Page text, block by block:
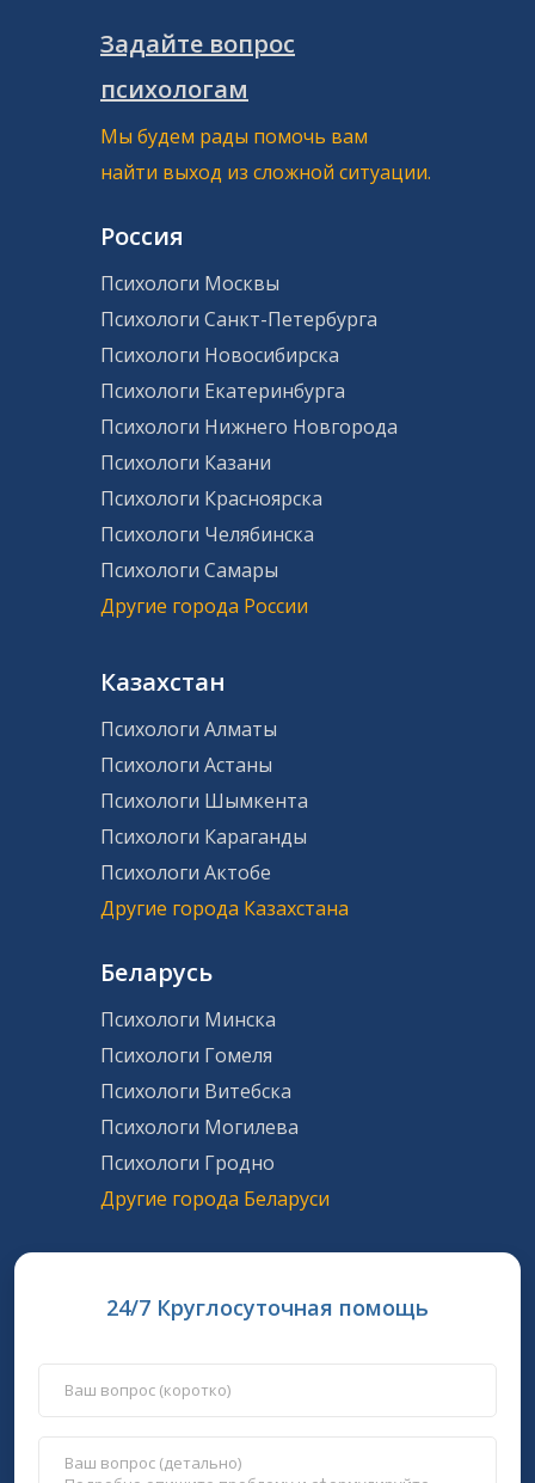
Задайте вопрос
психологам
Мы будем рады помочь вам
найти выход из сложной ситуации.
Россия
Психологи Москвы
Психологи Санкт-Петербурга
Психологи Новосибирска
Психологи Екатеринбурга
Психологи Нижнего Новгорода
Психологи Казани
Психологи Красноярска
Психологи Челябинска
Психологи Самары
Другие города России
Казахстан
Психологи Алматы
Психологи Астаны
Психологи Шымкента
Психологи Караганды
Психологи Актобе
Другие города Казахстана
Беларусь
Психологи Минска
Психологи Гомеля
Психологи Витебска
Психологи Могилева
Психологи Гродно
Другие города Беларуси
24/7 Круглосуточная помощь